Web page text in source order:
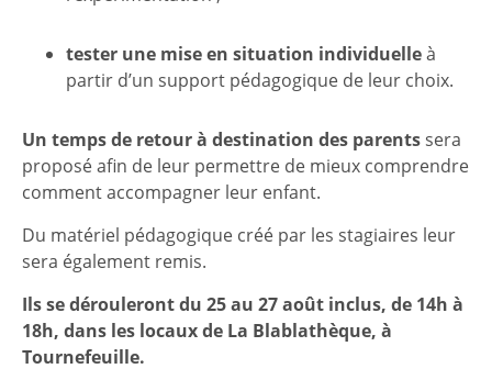
tester une mise en situation individuelleà
partir d’un support pédagogique de leur choix.
Un temps de retour à destination des parentssera
proposé afin de leur permettre de mieux comprendre
comment accompagner leur enfant.
Du matériel pédagogique créé par les stagiaires leur
sera également remis.
Ils se dérouleront du 25 au 27 août inclus, de 14h à
18h, dans les locaux de La Blablathèque, à
Tournefeuille.